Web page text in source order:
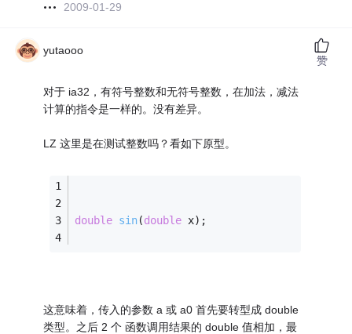
2009-01-29
yutaooo
对于 ia32，有符号整数和无符号整数，在加法，减法
计算的指令是一样的。没有差异。
LZ 这里是在测试整数吗？看如下原型。
double sin(double x) ;
这意味着，传入的参数 a 或 a0 首先要转型成 double
类型。之后 2 个 函数调用结果的 double 值相加，最
赞